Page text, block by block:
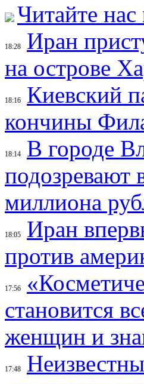
Читайте
18:28
Иран
на острове
18:16
Киевский
кончины
18:14
В городе
подозревают
миллиона
18:05
Иран
против
17:56
становится
женщин и
17:48